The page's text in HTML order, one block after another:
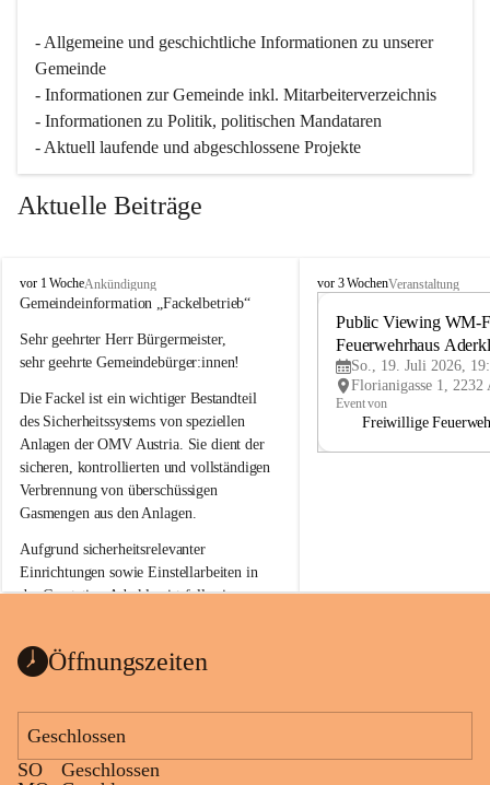
- Allgemeine und geschichtliche Informationen zu unserer
Gemeinde
- Informationen zur Gemeinde inkl. Mitarbeiterverzeichnis
- Informationen zu Politik, politischen Mandataren
- Aktuell laufende und abgeschlossene Projekte
Aktuelle Beiträge
A
d
r
k
a
a
vor 1 WocheAnkündigung
Gemeindeinformation „Fackelbetrieb“
Sehr geehrter Herr Bürgermeister,
sehr geehrte Gemeindebürger:innen!
Die Fackel ist ein wichtiger Bestandteil
des Sicherheitssystems von speziellen
Anlagen der OMV Austria. Sie dient der
sicheren, kontrollierten und vollständigen
Verbrennung von überschüssigen
Gasmengen aus den Anlagen.
Aufgrund sicherheitsrelevanter
Einrichtungen sowie Einstellarbeiten in
der Gasstation Aderklaa ist fallweise
kommenden Tagen und Wochen wird
sein.
Die OMV Austria ist bemüht, für die
Bevölkerung ungewohnte, jedoch
A
vor 3 WochenVeranstaltung
Public Viewing WM-
Feuerwehrhaus
So., 19. Juli 2026,
Event von
Freiwillige
Öffnungszeiten
Geschlossen
SO
Geschlossen